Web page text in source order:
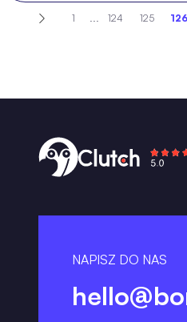
1 ... 124 125 126
NAPISZ DO NAS